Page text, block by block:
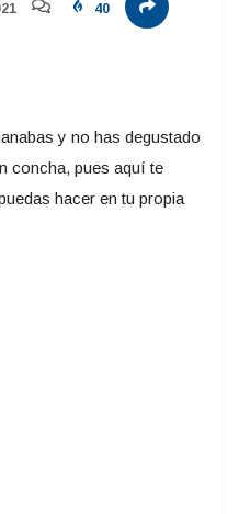
40
y no has degustado
concha, pues aquí te
hacer en tu propia